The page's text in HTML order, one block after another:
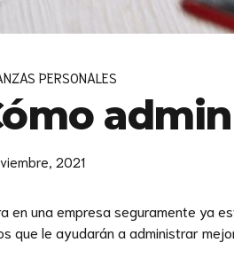
PERSONALES
2021
en una empresa seguramente ya
que le ayudarán a administrar